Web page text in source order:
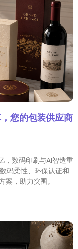
您的包装供应商
，数码印刷与AI智造重
码柔性、环保认证和
案，助力突围。